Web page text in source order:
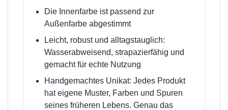
Die Innenfarbe ist passend zur
Außenfarbe abgestimmt
Leicht, robust und alltagstauglich:
Wasserabweisend, strapazierfähig und
gemacht für echte Nutzung
Handgemachtes Unikat: Jedes Produkt
hat eigene Muster, Farben und Spuren
seines früheren Lebens. Genau das